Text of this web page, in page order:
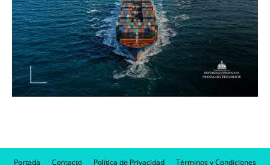
Portada Contacto Política de Privacidad Términos y Condiciones